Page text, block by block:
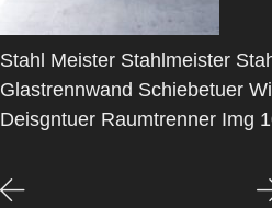
Stahl Meister Stahlmeister
Glastrennwand Schiebetuer
Deisgntuer Raumtrenner Img